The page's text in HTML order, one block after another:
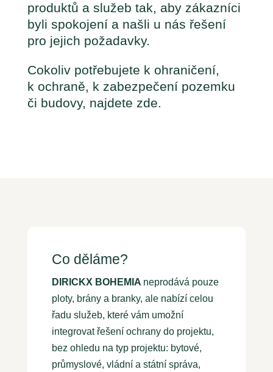
produktů a služeb tak, aby zákazníci
byli spokojení a našli u nás řešení
pro jejich požadavky.
Cokoliv potřebujete k ohraničení,
k ochraně, k zabezpečení pozemku
či budovy, najdete zde.
Co děláme?
DIRICKX BOHEMIA neprodává pouze
ploty, brány a branky, ale nabízí celou
řadu služeb, které vám umožní
integrovat řešení ochrany do projektu,
bez ohledu na typ projektu: bytové,
průmyslové, vládní a státní správa,